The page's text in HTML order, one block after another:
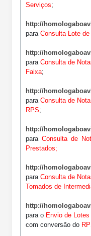
Serviços;
http://
para Consulta Lote de
http://
para Consulta de
Faixa;
http://
para Consulta de
RPS;
http://
para Consulta de
Prestados;
http://
para Consulta de
Tomados de
http://
para o Envio de
com conversão do